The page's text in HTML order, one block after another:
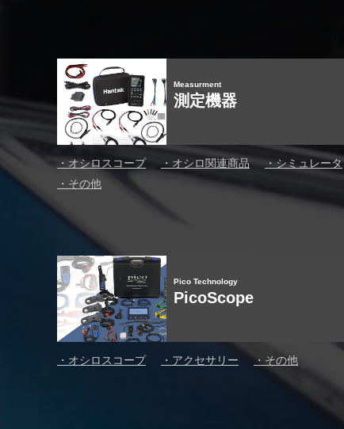
Measurment
測定機器
・ オシロスコープ ・ オシロ関連商品 ・シミュレータ
・ その他
Pico Technology
PicoScope
・ オシロスコープ ・ アクセサリー ・ その他